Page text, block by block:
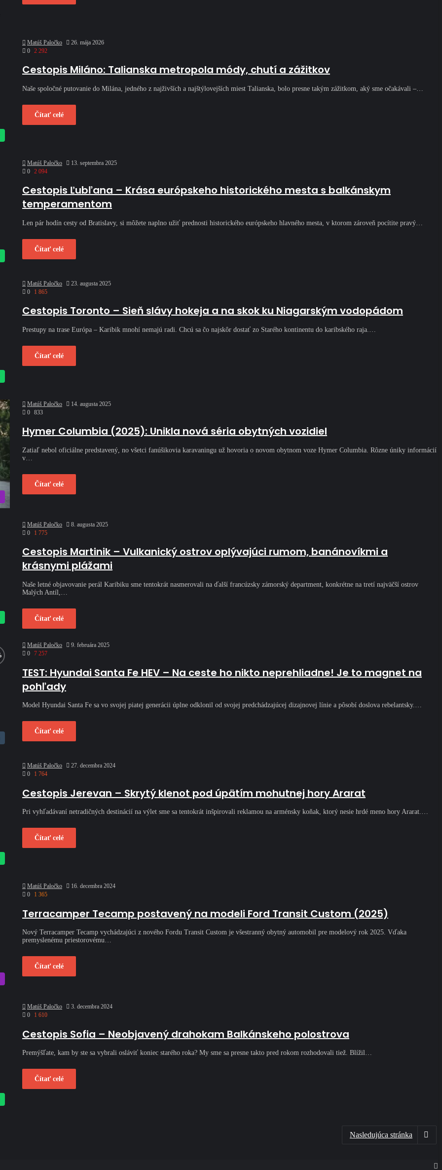
Matúš Paločko
26. mája 2026
0 2 292
Cestopis Miláno: Talianska metropola módy, chutí a zážitkov
Naše spoločné putovanie do Milána, jedného z najživších a najštýlovejších miest Talianska, bolo presne takým zážitkom, aký sme očakávali –…
Čítať celé
Matúš Paločko
13. septembra 2025
0 2 094
Cestopis Ľubľana – Krása európskeho historického mesta s balkánskym
temperamentom
Len pár hodín cesty od Bratislavy, si môžete naplno užiť prednosti historického európskeho hlavného mesta, v ktorom zároveň pocítite pravý…
Čítať celé
Matúš Paločko
23. augusta 2025
0
1 865
Cestopis Toronto – Sieň slávy hokeja a na skok ku Niagarským vodopádom
Prestupy na trase Európa – Karibik mnohí nemajú radi. Chcú sa čo najskôr dostať zo Starého kontinentu do karibského raja.…
Čítať celé
Matúš Paločko
14. augusta 2025
0 833
Hymer Columbia (2025): Unikla nová séria obytných vozidiel
Zatiaľ nebol oficiálne predstavený, no všetci fanúšikovia karavaningu už hovoria o novom obytnom voze Hymer Columbia. Rôzne úniky informácií
v…
Čítať celé
Matúš Paločko
8. augusta 2025
0
1 775
Cestopis Martinik – Vulkanický ostrov oplývajúci rumom, banánovíkmi a
krásnymi plážami
Naše letné objavovanie perál Karibiku sme tentokrát nasmerovali na ďalší francúzsky zámorský department, konkrétne na tretí najväčší ostrov
Malých Antíl,…
Čítať celé
Matúš Paločko
9. februára 2025
0 7 257
TEST: Hyundai Santa Fe HEV – Na ceste ho nikto neprehliadne! Je to magnet na
pohľady
Model Hyundai Santa Fe sa vo svojej piatej generácii úplne odklonil od svojej predchádzajúcej dizajnovej línie a pôsobí doslova rebelantsky.…
Čítať celé
Matúš Paločko
27. decembra 2024
0
1 764
Cestopis Jerevan – Skrytý klenot pod úpätím mohutnej hory Ararat
Pri vyhľadávaní netradičných destinácií na výlet sme sa tentokrát inšpirovali reklamou na arménsky koňak, ktorý nesie hrdé meno hory Ararat.…
Čítať celé
Matúš Paločko
16. decembra 2024
0
1 365
Terracamper Tecamp postavený na modeli Ford Transit Custom (2025)
Nový Terracamper Tecamp vychádzajúci z nového Fordu Transit Custom je všestranný obytný automobil pre modelový rok 2025. Vďaka
premyslenému priestorovému…
Čítať celé
Matúš Paločko
3. decembra 2024
0
1 610
Cestopis Sofia – Neobjavený drahokam Balkánskeho polostrova
Premýšľate, kam by ste sa vybrali osláviť koniec starého roka? My sme sa presne takto pred rokom rozhodovali tiež. Blížil…
Čítať celé
Nasledujúca stránka